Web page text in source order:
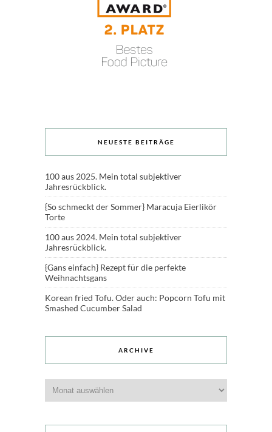
NEUESTE BEITRÄGE
100 aus 2025. Mein total subjektiver
Jahresrückblick.
{So schmeckt der Sommer} Maracuja Eierlikör
Torte
100 aus 2024. Mein total subjektiver
Jahresrückblick.
{Gans einfach} Rezept für die perfekte
Weihnachtsgans
Korean fried Tofu. Oder auch: Popcorn Tofu mit
Smashed Cucumber Salad
ARCHIVE